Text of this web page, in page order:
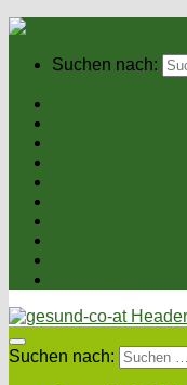
Suchen nach:
Suchen nach: